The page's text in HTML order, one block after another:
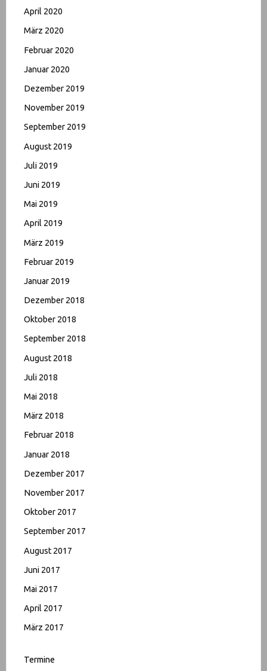
April 2020
März 2020
Februar 2020
Januar 2020
Dezember 2019
November 2019
September 2019
August 2019
Juli 2019
Juni 2019
Mai 2019
April 2019
März 2019
Februar 2019
Januar 2019
Dezember 2018
Oktober 2018
September 2018
August 2018
Juli 2018
Mai 2018
März 2018
Februar 2018
Januar 2018
Dezember 2017
November 2017
Oktober 2017
September 2017
August 2017
Juni 2017
Mai 2017
April 2017
März 2017
Termine